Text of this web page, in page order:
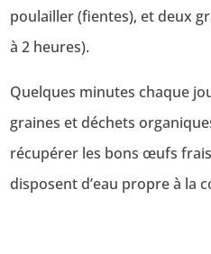
poulailler (fientes), et deux
à 2 heures).
Quelques minutes chaque
graines et déchets
récupérer les bons œufs
disposent d’eau propre à la